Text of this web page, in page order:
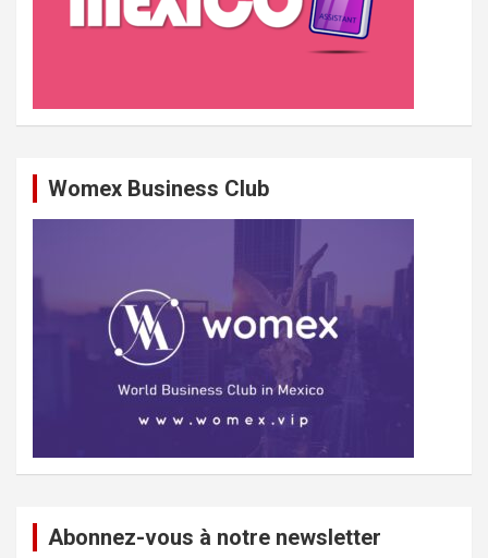
Womex Business Club
Abonnez-vous à notre newsletter